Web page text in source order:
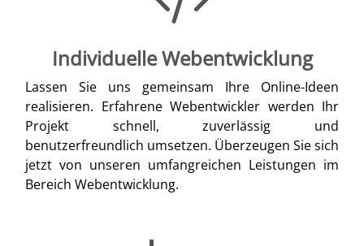
Individuelle Webentwicklung
Lassen Sie uns gemeinsam Ihre Online-Ideen
realisieren. Erfahrene Webentwickler werden Ihr
Projekt schnell, zuverlässig und
benutzerfreundlich umsetzen. Überzeugen Sie sich
jetzt von unseren umfangreichen Leistungen im
Bereich Webentwicklung.